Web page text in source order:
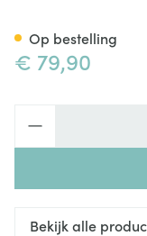
€ 79,90
Op bestelling
Bekijk alle